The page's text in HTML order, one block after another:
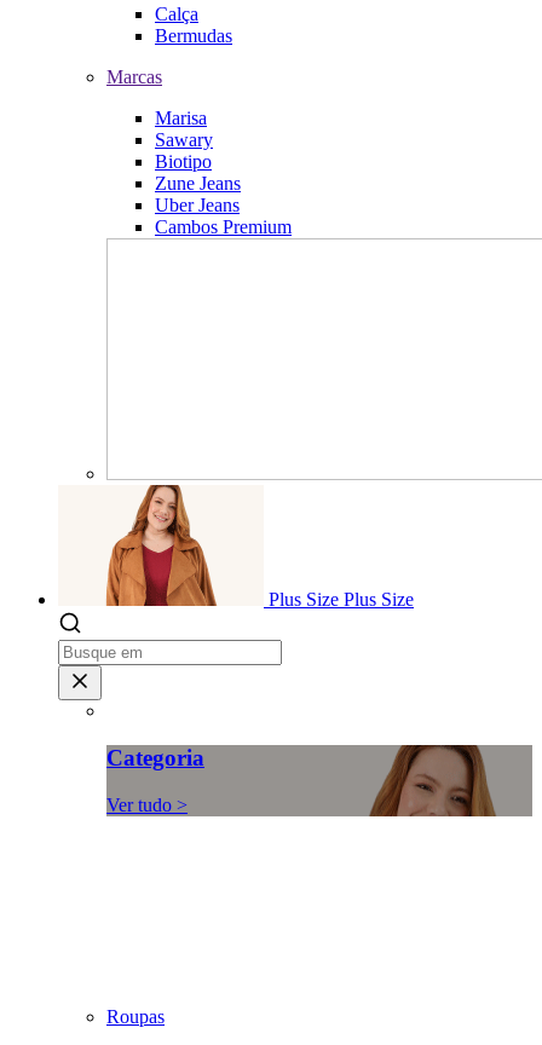
Calça
Bermudas
Marcas
Marisa
Sawary
Biotipo
Zune Jeans
Uber Jeans
Cambos Premium
Plus Size Plus Size
Categoria
Ver tudo >
Roupas